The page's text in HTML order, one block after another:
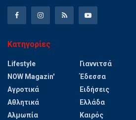
Κατηγορίες
Lifestyle
NOW Magazin'
Αγροτικά
Αθλητικά
Αλμωπία
Γιαννιτσά
Έδεσσα
Ειδήσεις
Ελλάδα
Καιρός